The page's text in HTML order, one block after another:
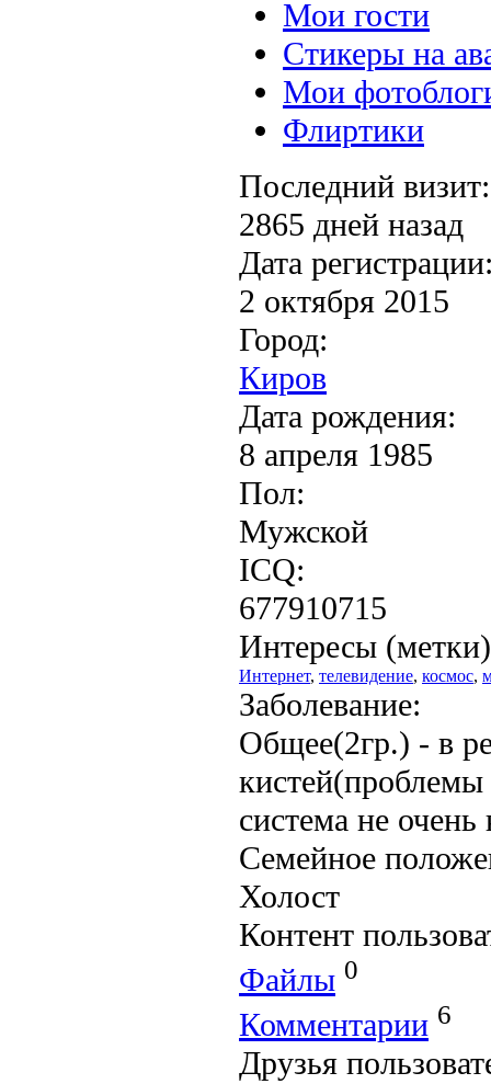
Мои гости
Стикеры на
Мои
Флиртики
Последний визит:
2865 дней назад
Дата
2 октября 2015
Город:
Киров
Дата рождения:
8 апреля 1985
Пол:
Мужской
ICQ:
677910715
Интересы
Интернет, телевидение, космос,
Заболевание:
Общее(2гр.) - в
система не очень
Семейное
Холост
Контент
Файлы 0
Комментарии 6
Друзья